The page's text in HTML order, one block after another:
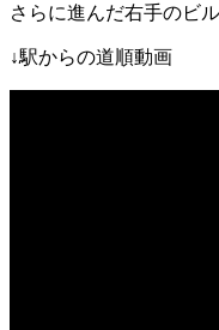
さらに進んだ右手のビル
↓駅からの道順動画